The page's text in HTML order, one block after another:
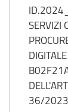
attiva)
SERVIZI
36/2023